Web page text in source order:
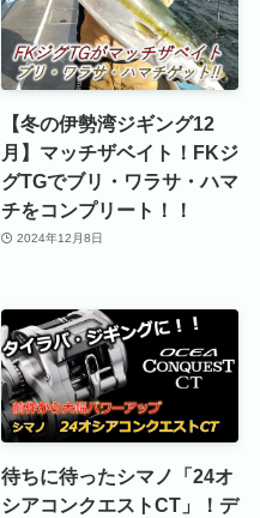
【冬の伊勢湾ジギング12
月】マッチザベイト！FKジ
グTGでブリ・ワラサ・ハマ
チをコンプリート！！
2024年12月8日
待ちに待ったシマノ「24オ
シアコンクエストCT」！デ